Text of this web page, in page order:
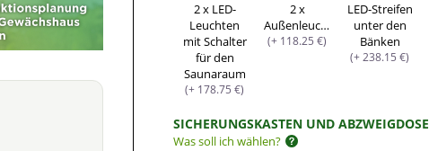
2 x LED-
Leuchten
mit Schalter
für den
Saunaraum
(+ 178.75 €)
2 x
Außenleuchten
(+ 118.25 €)
LED-Streifen
unter den
Bänken
(+ 238.15 €)
SICHERUNGSKASTEN UND ABZWEIGDOSE
Was soll ich wählen?